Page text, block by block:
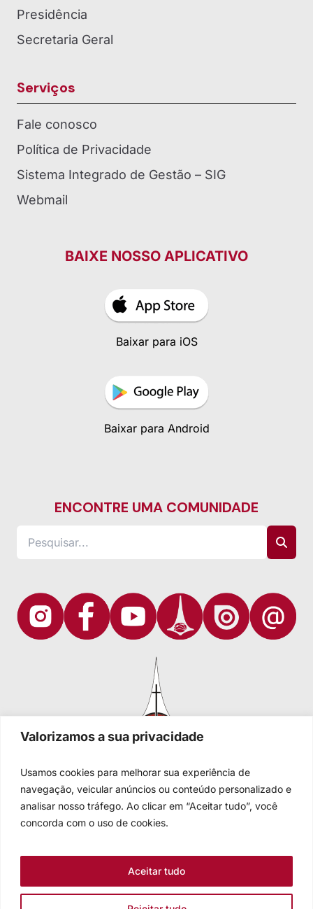
Valorizamos a sua privacidade
Usamos cookies para melhorar sua experiência de
navegação, veicular anúncios ou conteúdo personalizado e
analisar nosso tráfego. Ao clicar em “Aceitar tudo”, você
concorda com o uso de cookies.
Aceitar tudo
Presidência
Secretaria Geral
Serviços
Fale conosco
Política de Privacidade
Sistema Integrado de Gestão – SIG
Webmail
BAIXE NOSSO APLICATIVO
Baixar para iOS
Baixar para Android
ENCONTRE UMA COMUNIDADE
Igreja Evangélica de Confissão Luterana no Brasil
Sede nacional: Rua Senhor dos Passos, 202/4º andar Centro -
Fale conosco